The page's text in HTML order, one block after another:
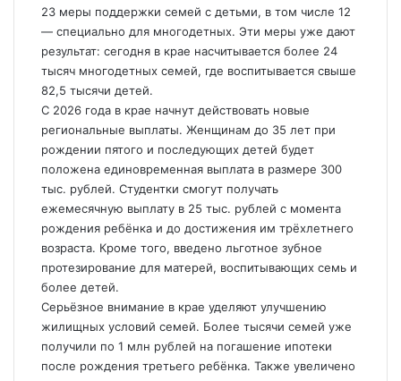
23 меры поддержки семей с детьми, в том числе 12
— специально для многодетных. Эти меры уже дают
результат: сегодня в крае насчитывается более 24
тысяч многодетных семей, где воспитывается свыше
82,5 тысячи детей.
С 2026 года в крае начнут действовать новые
региональные выплаты. Женщинам до 35 лет при
рождении пятого и последующих детей будет
положена единовременная выплата в размере 300
тыс. рублей. Студентки смогут получать
ежемесячную выплату в 25 тыс. рублей с момента
рождения ребёнка и до достижения им трёхлетнего
возраста. Кроме того, введено льготное зубное
протезирование для матерей, воспитывающих семь и
более детей.
Серьёзное внимание в крае уделяют улучшению
жилищных условий семей. Более тысячи семей уже
получили по 1 млн рублей на погашение ипотеки
после рождения третьего ребёнка. Также увеличено